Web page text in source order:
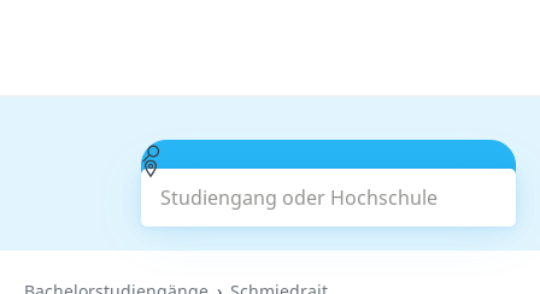
Studiengang oder Hochschule
Suchen